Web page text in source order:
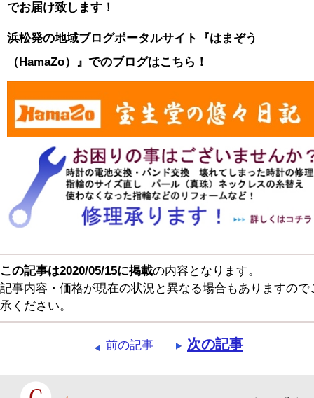
でお届け致します！
浜松発の地域ブログポータルサイト『はまぞう
（HamaZo）』でのブログはこちら！
この記事は2020/05/15に掲載の内容となります。
記事内容・価格が現在の状況と異なる場合もありますので
承ください。
前の記事 次の記事